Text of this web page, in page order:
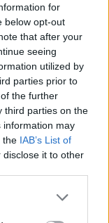
for
below opt-out
that after your
seeing
utilized by
parties prior to
the further
third parties on the
information may
the IAB’s List of
it to other